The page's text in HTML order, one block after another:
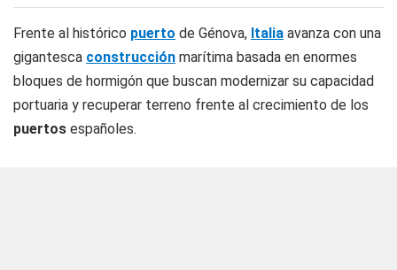
Frente al histórico puerto de Génova, Italia avanza con una
gigantesca construcción marítima basada en enormes
bloques de hormigón que buscan modernizar su capacidad
portuaria y recuperar terreno frente al crecimiento de los
puertos españoles.